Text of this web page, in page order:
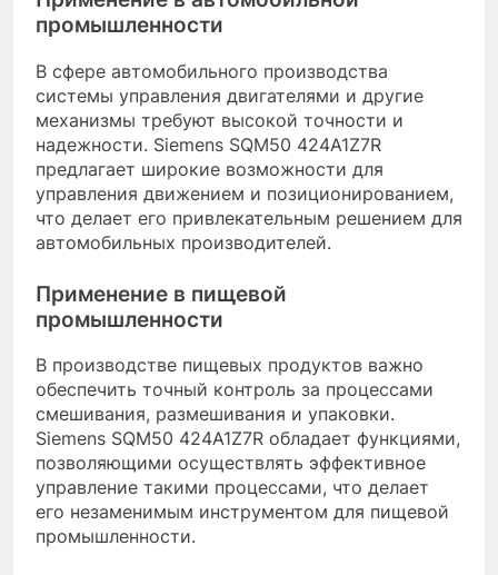
промышленности
В сфере автомобильного производства
системы управления двигателями и другие
механизмы требуют высокой точности и
надежности. Siemens SQM50 424A1Z7R
предлагает широкие возможности для
управления движением и позиционированием,
что делает его привлекательным решением для
автомобильных производителей.
Применение в пищевой
промышленности
В производстве пищевых продуктов важно
обеспечить точный контроль за процессами
смешивания, размешивания и упаковки.
Siemens SQM50 424A1Z7R обладает функциями,
позволяющими осуществлять эффективное
управление такими процессами, что делает
его незаменимым инструментом для пищевой
промышленности.